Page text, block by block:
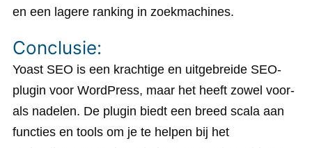
en een lagere ranking in zoekmachines.
Conclusie:
Yoast SEO is een krachtige en uitgebreide SEO-
plugin voor WordPress, maar het heeft zowel voor-
als nadelen. De plugin biedt een breed scala aan
functies en tools om je te helpen bij het